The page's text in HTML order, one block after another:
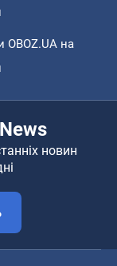
OBOZ.UA на
новин